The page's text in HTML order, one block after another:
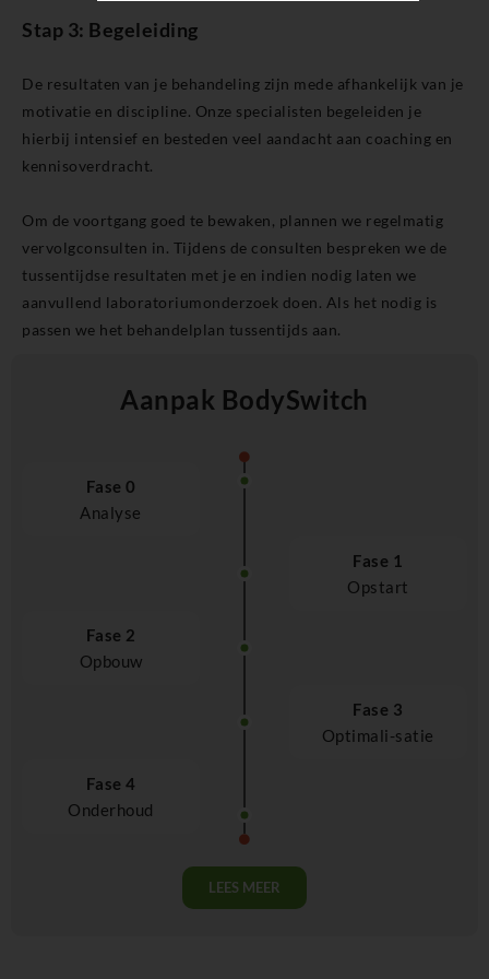
Stap 3: Begeleiding
De resultaten van je behandeling zijn mede afhankelijk van je
motivatie en discipline. Onze specialisten begeleiden je
hierbij intensief en besteden veel aandacht aan coaching en
kennisoverdracht.
Om de voortgang goed te bewaken, plannen we regelmatig
vervolgconsulten in. Tijdens de consulten bespreken we de
tussentijdse resultaten met je en indien nodig laten we
aanvullend laboratoriumonderzoek doen. Als het nodig is
passen we het behandelplan tussentijds aan.
Aanpak BodySwitch
Fase 0
Analyse
Fase 1
Opstart
Fase 2
Opbouw
Fase 3
Optimali-satie
Fase 4
Onderhoud
LEES MEER